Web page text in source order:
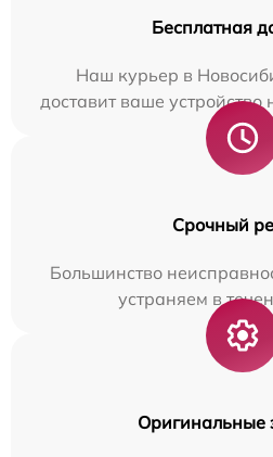
Бесплатная
Наш курьер в
доставит ваше устройство
Срочный
Большинство
устраняем в
Оригинальные